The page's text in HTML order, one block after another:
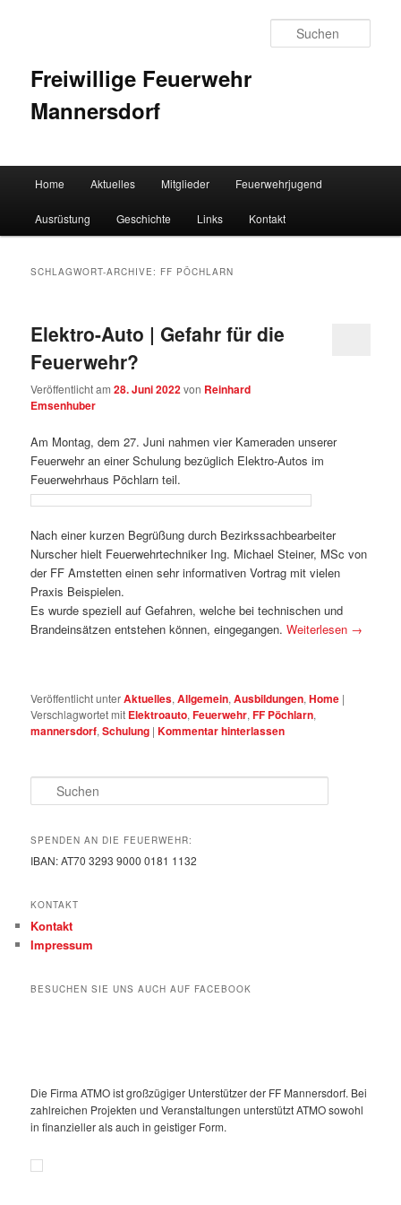
Freiwillige Feuerwehr
Mannersdorf
Zum Inhalt wechseln
Zum sekundären Inhalt wechseln
Home Aktuelles Mitglieder Feuerwehrjugend
Ausrüstung Geschichte Links Kontakt
SCHLAGWORT-ARCHIVE: FF PÖCHLARN
Elektro-Auto | Gefahr für die
Feuerwehr?
Veröffentlicht am28. Juni 2022von Reinhard
Emsenhuber
Am Montag, dem 27. Juni nahmen vier Kameraden unserer
Feuerwehr an einer Schulung bezüglich Elektro-Autos im
Feuerwehrhaus Pöchlarn teil.
Nach einer kurzen Begrüßung durch Bezirkssachbearbeiter
Nurscher hielt Feuerwehrtechniker Ing. Michael Steiner, MSc von
der FF Amstetten einen sehr informativen Vortrag mit vielen
Praxis Beispielen.
Es wurde speziell auf Gefahren, welche bei technischen und
Brandeinsätzen entstehen können, eingegangen.Weiterlesen →
Veröffentlicht unterAktuelles,Allgemein,Ausbildungen,Home |
Verschlagwortet mit Elektroauto,Feuerwehr,FF Pöchlarn,
mannersdorf,Schulung |Kommentar hinterlassen
Suchen
SPENDEN AN DIE FEUERWEHR:
IBAN: AT70 3293 9000 0181 1132
KONTAKT
Kontakt
Impressum
BESUCHEN SIE UNS AUCH AUF FACEBOOK
Die Firma ATMO ist großzügiger Unterstützer der FF Mannersdorf. Bei
zahlreichen Projekten und Veranstaltungen unterstützt ATMO sowohl
in finanzieller als auch in geistiger Form.